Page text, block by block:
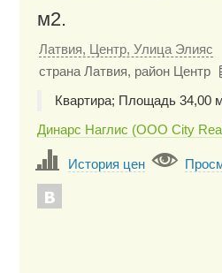
м2.
Латвия, Центр, Улица Элияс
страна Латвия, район Центр
Квартира; Площадь 34,00
Динарс Наглис (ООО City
История цен